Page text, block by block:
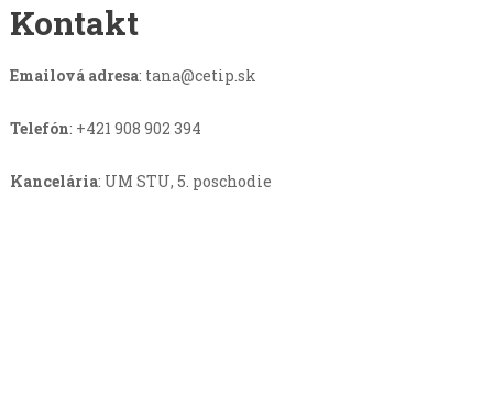
Kontakt
Emailová adresa: tana@cetip.sk
Telefón: +421 908 902 394
Kancelária: UM STU, 5. poschodie